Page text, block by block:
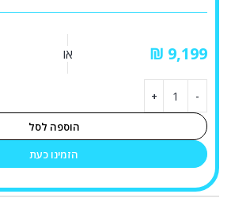
₪ או
הוספה לסל
הזמינו כעת